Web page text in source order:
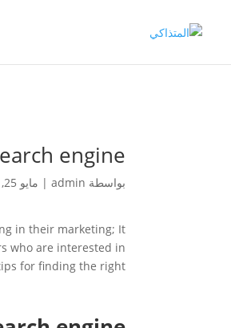
engine
بواسطة admin
| مايو 25, 2022
in their marketing; It
who are interested in
for finding the right.